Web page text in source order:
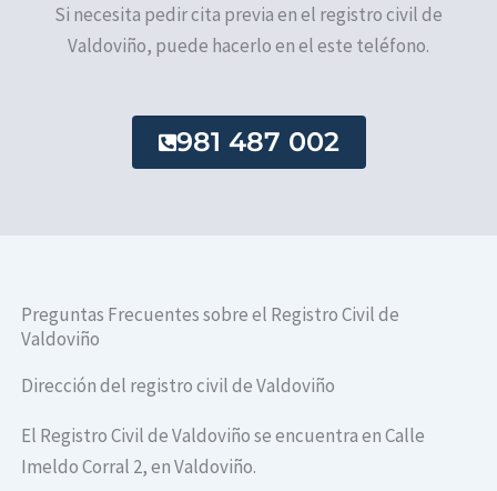
Si necesita pedir cita previa en el registro civil de
Valdoviño, puede hacerlo en el este teléfono.
981 487 002
Preguntas Frecuentes sobre el Registro Civil de
Valdoviño
Dirección del registro civil de Valdoviño
El Registro Civil de Valdoviño se encuentra en Calle
Imeldo Corral 2, en Valdoviño.